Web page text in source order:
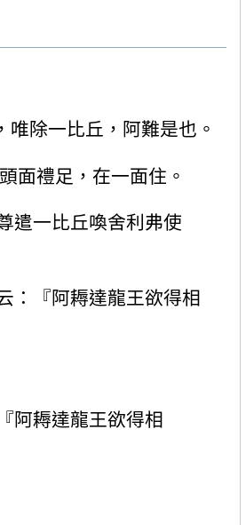
唯除一比丘，阿難是也。
面禮足，在一面住。
遣一比丘喚舍利弗使
：『阿耨達龍王欲得相
阿耨達龍王欲得相